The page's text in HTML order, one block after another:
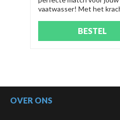
vaatwasser! Met het
jouw vaat in no-time weer
BESTEL
OVER ONS